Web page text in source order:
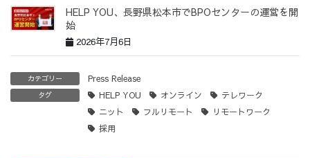
HELP YOU、長野県松本市でBPOセンターの運営を開
始
2026年7月6日
カテゴリー Press Release
タグ HELP YOU オンライン
テレワーク
ニット
フルリモート
リモートワーク
採用